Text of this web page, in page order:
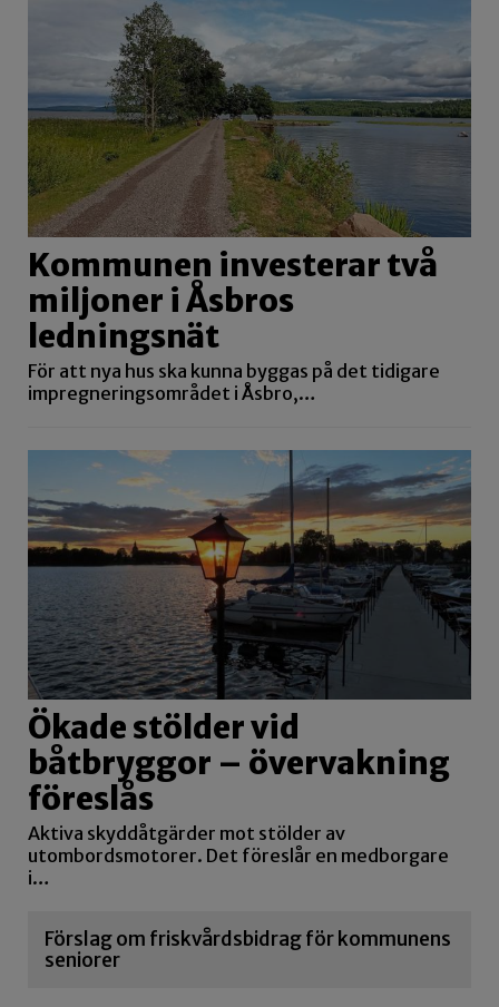
Kommunen investerar två
miljoner i Åsbros
ledningsnät
För att nya hus ska kunna byggas på det tidigare
impregneringsområdet i Åsbro,…
Ökade stölder vid
båtbryggor – övervakning
föreslås
Aktiva skyddåtgärder mot stölder av
utombordsmotorer. Det föreslår en medborgare
i…
Förslag om friskvårdsbidrag för kommunens
seniorer